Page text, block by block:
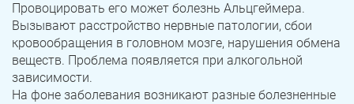
Провоцировать его может болезнь Альцгеймера.
Вызывают расстройство нервные патологии, сбои
кровообращения в головном мозге, нарушения обмена
веществ. Проблема появляется при алкогольной
зависимости.
На фоне заболевания возникают разные болезненные